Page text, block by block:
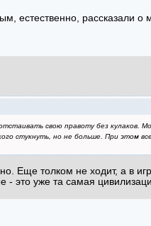
естественно, рассказали о
свою правоту без кулаков.
стукнуть, но не больше. При этом
Еще толком не ходит, а в
- это уже та самая